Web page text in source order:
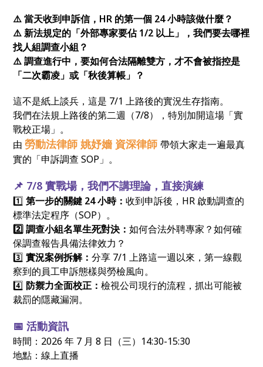
⚠️ 當天收到申訴信，HR 的第一個 24 小時該做什麼？
⚠️ 新法規定的「外部專家要佔 1/2 以上」，我們要去哪裡
找人組調查小組？
⚠️ 調查進行中，要如何合法隔離雙方，才不會被指控是
「二次霸凌」或「秋後算帳」？
這不是紙上談兵，這是 7/1 上路後的實況生存指南。
我們在法規上路後的第二週（7/8），特別加開這場「實
戰校正場」。
由勞動法律師 ​姚妤嬙 資深律師 帶領大家走一遍最真
實的「申訴調查 SOP」。
📌 7/8 實戰場，我們不講理論，直接演練
1️⃣第一步的關鍵 24 小時：收到申訴後，HR 啟動調查的
標準法定程序（SOP）。
2️⃣ 調查小組名單生死對決：如何合法外聘專家？如何確
保調查報告具備法律效力？
3️⃣實況案例拆解：分享 7/1 上路這一週以來，第一線觀
察到的員工申訴態樣與勞檢風向。
4️⃣ 防禦力全面校正：檢視公司現行的流程，抓出可能被
裁罰的隱藏漏洞。
📅 活動資訊
時間：2026 年 7 月 8 日（三）14:30-15:30
地點：線上直播